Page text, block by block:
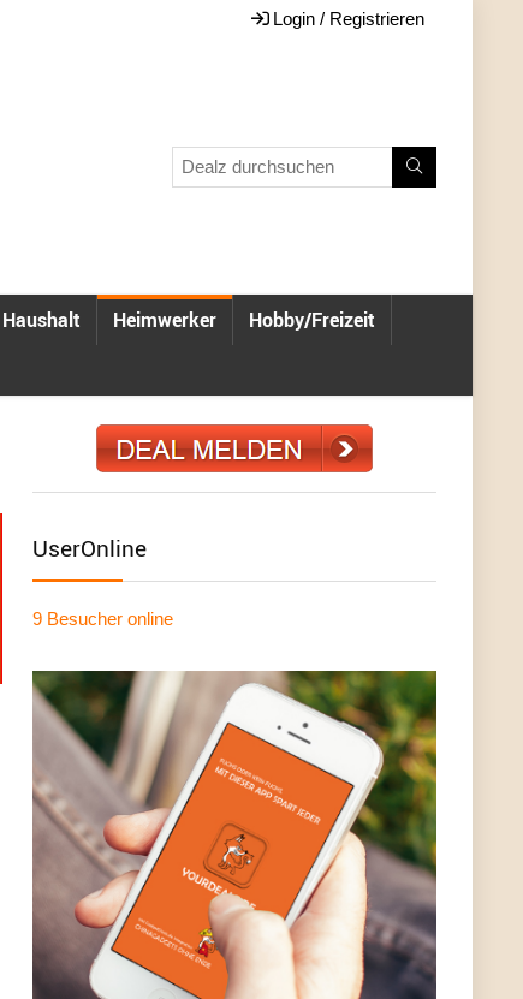
Login / Registrieren
Haushalt Heimwerker
Hobby/Freizeit
UserOnline
9 Besucher online